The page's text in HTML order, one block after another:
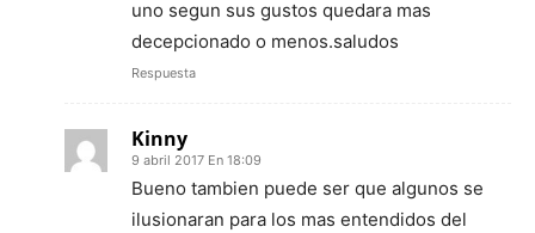
uno segun sus gustos quedara mas
decepcionado o menos.saludos
Respuesta
Kinny
9 abril 2017 En 18:09
Bueno tambien puede ser que algunos se
ilusionaran para los mas entendidos del